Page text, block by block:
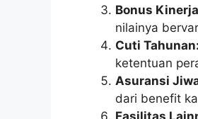
Bonus
nilainya
Cuti Tahunan:
ketentuan
Asuransi
dari benefit
Fasilitas